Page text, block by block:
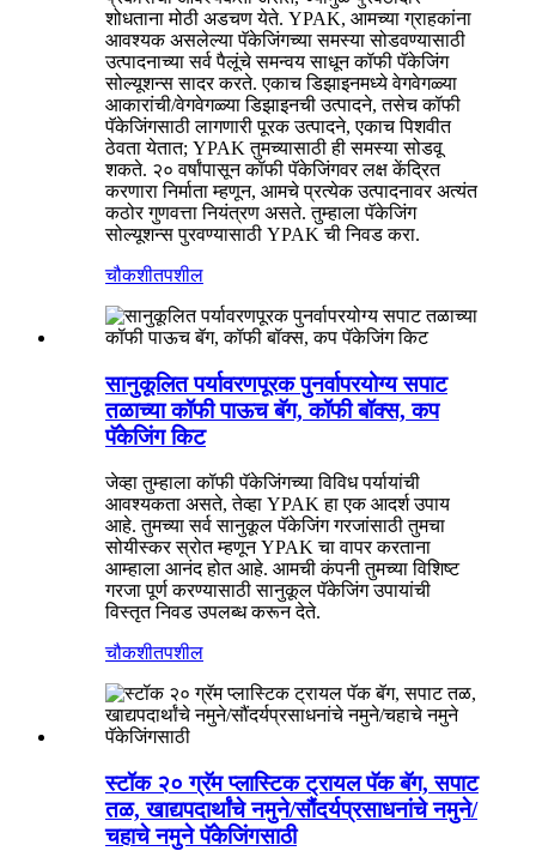
शोधताना मोठी अडचण येते. YPAK, आमच्या ग्राहकांना
आवश्यक असलेल्या पॅकेजिंगच्या समस्या सोडवण्यासाठी
उत्पादनाच्या सर्व पैलूंचे समन्वय साधून कॉफी पॅकेजिंग
सोल्यूशन्स सादर करते. एकाच डिझाइनमध्ये वेगवेगळ्या
आकारांची/वेगवेगळ्या डिझाइनची उत्पादने, तसेच कॉफी
पॅकेजिंगसाठी लागणारी पूरक उत्पादने, एकाच पिशवीत
ठेवता येतात; YPAK तुमच्यासाठी ही समस्या सोडवू
शकते. २० वर्षांपासून कॉफी पॅकेजिंगवर लक्ष केंद्रित
करणारा निर्माता म्हणून, आमचे प्रत्येक उत्पादनावर अत्यंत
कठोर गुणवत्ता नियंत्रण असते. तुम्हाला पॅकेजिंग
सोल्यूशन्स पुरवण्यासाठी YPAK ची निवड करा.
चौकशीतपशील
सानुकूलित पर्यावरणपूरक पुनर्वापरयोग्य सपाट
तळाच्या कॉफी पाऊच बॅग, कॉफी बॉक्स, कप
पॅकेजिंग किट
जेव्हा तुम्हाला कॉफी पॅकेजिंगच्या विविध पर्यायांची
आवश्यकता असते, तेव्हा YPAK हा एक आदर्श उपाय
आहे. तुमच्या सर्व सानुकूल पॅकेजिंग गरजांसाठी तुमचा
सोयीस्कर स्रोत म्हणून YPAK चा वापर करताना
आम्हाला आनंद होत आहे. आमची कंपनी तुमच्या विशिष्ट
गरजा पूर्ण करण्यासाठी सानुकूल पॅकेजिंग उपायांची
विस्तृत निवड उपलब्ध करून देते.
चौकशीतपशील
स्टॉक २० ग्रॅम प्लास्टिक ट्रायल पॅक बॅग, सपाट
तळ, खाद्यपदार्थांचे नमुने/सौंदर्यप्रसाधनांचे नमुने/
चहाचे नमुने पॅकेजिंगसाठी